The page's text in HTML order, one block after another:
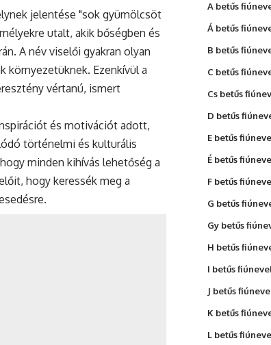
jelentése "sok gyümölcsöt
utalt, akik bőségben és
A név viselői gyakran olyan
környezetüknek. Ezenkívül a
vértanú, ismert
és motivációt adott,
történelmi és kulturális
minden kihívás lehetőség a
hogy keressék meg a
A betűs
Á betűs
B betűs
C betűs
Cs betűs
D betűs
E betűs
É betűs
F betűs
G betűs
Gy betűs
H betűs
I betűs
J betűs
K betűs
L betűs